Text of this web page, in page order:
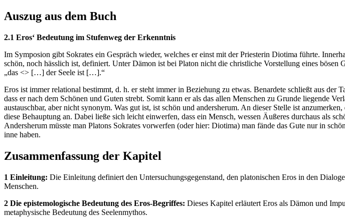
Auszug aus dem Buch
2.1 Eros‘ Bedeutung im Stufenweg der Erkenntnis
Im Symposion gibt Sokrates ein Gespräch wieder, welches er einst mit der Priesterin Diotima führte.
schön, noch hässlich ist, definiert. Unter Dämon ist bei Platon nicht die christliche Vorstellung eines
„das <> […] der Seele ist […].“
Eros ist immer relational bestimmt, d. h. er steht immer in Beziehung zu etwas. Benardete schließt aus der
dass er nach dem Schönen und Guten strebt. Somit kann er als das allen Menschen zu Grunde liegende
austauschbar, aber nicht synonym. Was gut ist, ist schön und andersherum. An dieser Stelle ist
diese Behauptung an. Dabei ließe sich leicht einwerfen, dass ein Mensch, wessen Äußeres durchaus als
Andersherum müsste man Platons Sokrates vorwerfen (oder hier: Diotima) man fände das Gute nur in
inne haben.
Zusammenfassung der Kapitel
1 Einleitung: Die Einleitung definiert den Untersuchungsgegenstand, den platonischen Eros in den
Menschen.
2 Die epistemologische Bedeutung des Eros-Begriffes: Dieses Kapitel erläutert Eros als Dämon und
metaphysische Bedeutung des Seelenmythos.